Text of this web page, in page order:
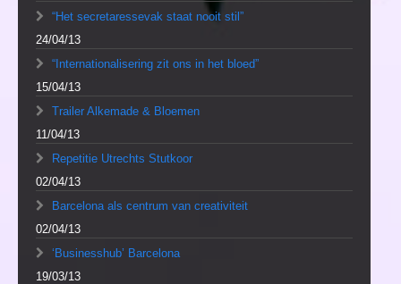
“Het secretaressevak staat nooit stil”
24/04/13
“Internationalisering zit ons in het bloed”
15/04/13
Trailer Alkemade & Bloemen
11/04/13
Repetitie Utrechts Stutkoor
02/04/13
Barcelona als centrum van creativiteit
02/04/13
‘Businesshub’ Barcelona
19/03/13